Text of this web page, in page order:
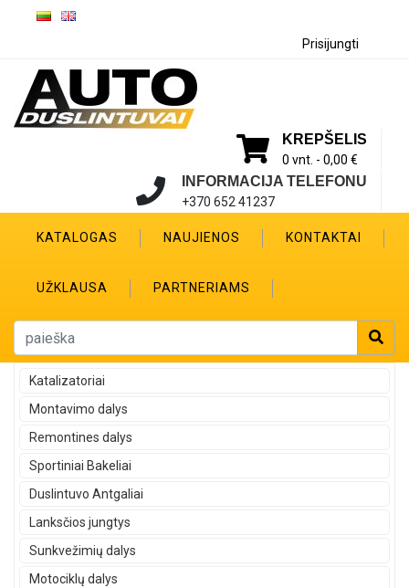
Prisijungti
KREPŠELIS
0 vnt. - 0,00 €
INFORMACIJA TELEFONU
+370 652 41237
KATALOGAS NAUJIENOS KONTAKTAI
UŽKLAUSA PARTNERIAMS
Katalizatoriai
Montavimo dalys
Remontines dalys
Sportiniai Bakeliai
Duslintuvo Antgaliai
Lanksčios jungtys
Sunkvežimių dalys
Motociklų dalys